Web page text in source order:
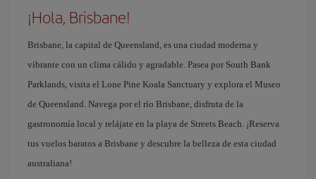
¡Hola, Brisbane!
Brisbane, la capital de Queensland, es una ciudad moderna y
vibrante con un clima cálido y agradable. Pasea por South Bank
Parklands, visita el Lone Pine Koala Sanctuary y explora el Museo
de Queensland. Navega por el río Brisbane, disfruta de la
gastronomía local y relájate en la playa de Streets Beach. ¡Reserva
tus vuelos baratos a Brisbane y descubre la belleza de esta ciudad
australiana!